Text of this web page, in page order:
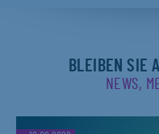
BLEIBEN SIE
NEWS,